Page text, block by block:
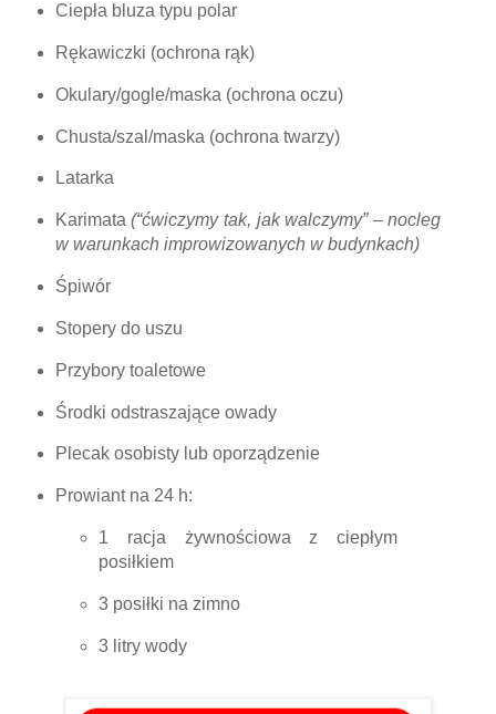
Ciepła bluza typu polar
Rękawiczki (ochrona rąk)
Okulary/gogle/maska (ochrona oczu)
Chusta/szal/maska (ochrona twarzy)
Latarka
Karimata(“ćwiczymy tak, jak walczymy” – nocleg
w warunkach improwizowanych w budynkach)
Śpiwór
Stopery do uszu
Przybory toaletowe
Środki odstraszające owady
Plecak osobisty lub oporządzenie
Prowiant na 24 h:
1 racja żywnościowa z ciepłym
posiłkiem
3 posiłki na zimno
3 litry wody